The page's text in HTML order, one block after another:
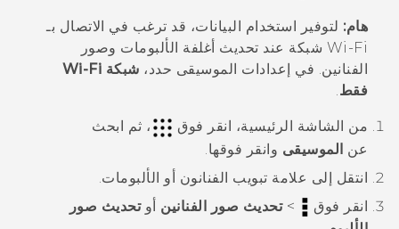
الدعم
أجهزة HTC والملحقات
هام: لتوفير استخدام البيانات، قد ترغب في الاتصال بـ
Wi‍-Fi شبكة عند تحديث أغلفة الألبومات وصور
الفنانين. في إعدادات الموسيقى حدد،
شبكة Wi-Fi
فقط.
من الشاشة الرئيسية، انقر فوق
، ثم ابحث
عن الموسيقى وانقر فوقها.
انتقل إلى علامة تبويب الفنانون أو الألبومات
انقر فوق
>تحديث صور الفنانين أوتحديث صور